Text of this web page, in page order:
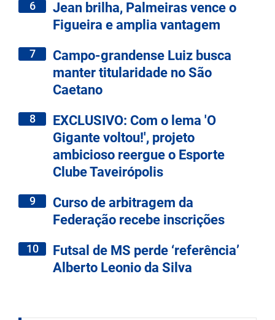
6
Jean brilha, Palmeiras vence o
Figueira e amplia vantagem
7
Campo-grandense Luiz busca
manter titularidade no São
Caetano
8
EXCLUSIVO: Com o lema 'O
Gigante voltou!', projeto
ambicioso reergue o Esporte
Clube Taveirópolis
9
Curso de arbitragem da
Federação recebe inscrições
10
Futsal de MS perde ‘referência’
Alberto Leonio da Silva